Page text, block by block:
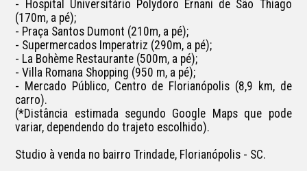
- Hospital Universitário Polydoro Ernani de São Thiago
(170m, a pé);
- Praça Santos Dumont (210m, a pé);
- Supermercados Imperatriz (290m, a pé);
- La Bohème Restaurante (500m, a pé);
- Villa Romana Shopping (950 m, a pé);
- Mercado Público, Centro de Florianópolis (8,9 km, de
carro).
(*Distância estimada segundo Google Maps que pode
variar, dependendo do trajeto escolhido).
Studio à venda no bairro Trindade, Florianópolis - SC.